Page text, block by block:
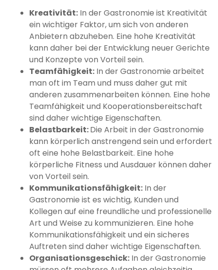
Kreativität: In der Gastronomie ist Kreativität
ein wichtiger Faktor, um sich von anderen
Anbietern abzuheben. Eine hohe Kreativität
kann daher bei der Entwicklung neuer Gerichte
und Konzepte von Vorteil sein.
Teamfähigkeit: In der Gastronomie arbeitet
man oft im Team und muss daher gut mit
anderen zusammenarbeiten können. Eine hohe
Teamfähigkeit und Kooperationsbereitschaft
sind daher wichtige Eigenschaften.
Belastbarkeit:Die Arbeit in der Gastronomie
kann körperlich anstrengend sein und erfordert
oft eine hohe Belastbarkeit. Eine hohe
körperliche Fitness und Ausdauer können daher
von Vorteil sein.
Kommunikationsfähigkeit: In der
Gastronomie ist es wichtig, Kunden und
Kollegen auf eine freundliche und professionelle
Art und Weise zu kommunizieren. Eine hohe
Kommunikationsfähigkeit und ein sicheres
Auftreten sind daher wichtige Eigenschaften.
Organisationsgeschick: In der Gastronomie